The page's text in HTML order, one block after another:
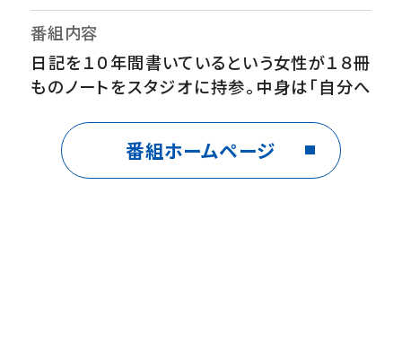
番組内容
日記を１０年間書いているという女性が１８冊
ものノートをスタジオに持参。中身は「自分へ
が赤裸々に綴られていた。さらに番組スタッフ
とのやり取りまでもが克明に記録されており、
スタジオは爆笑の渦に。彼女の剥き出しの感
番組ホームページ